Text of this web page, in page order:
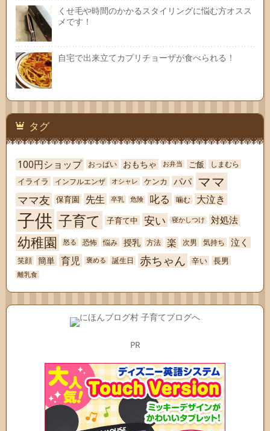
くせ毛や時間のかかるスタイリングに悩む方オスス
メです！
自宅で出来立てカプリチョーザが食べられる！
タグ
100円ショップ おっぱい おもちゃ お弁当 ご飯 しまむら
イライラ インフルエンザ オシャレ ケンカ パパ ママ
ママ友 保育園 先生 卒乳 危険 叱る 噛む 大泣き
子供 子育て 子育て中 安い 寝かしつけ 対処法
幼稚園 怒る 恐怖 悩み 授乳 方法 楽 次男 気持ち 泣く
笑顔 簡単 育児 褒める 誕生日 赤ちゃん 辛い 長男
離乳食
PR